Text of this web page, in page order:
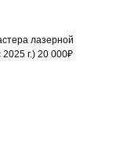
лазерной
г.) 20 000₽